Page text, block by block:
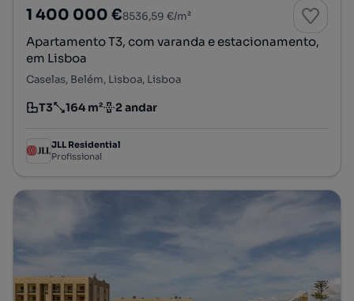
1 400 000 €8536,59 €/m²
Apartamento T3, com varanda e estacionamento,
em Lisboa
Caselas, Belém, Lisboa, Lisboa
Tipologia
T3
Preço por metro quadrado
164 m²
Andar 2 andar
JLL Residential
Profissional